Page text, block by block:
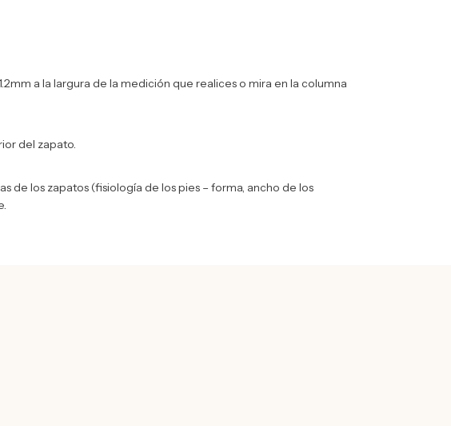
a la largura de la medición que realices o mira en la columna
del zapato.
de los zapatos (fisiología de los pies – forma, ancho de los